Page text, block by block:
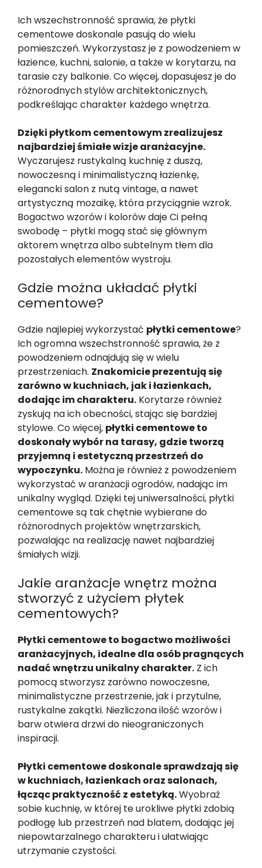
Ich wszechstronność sprawia, że płytki
cementowe doskonale pasują do wielu
pomieszczeń. Wykorzystasz je z powodzeniem w
łazience, kuchni, salonie, a także w korytarzu, na
tarasie czy balkonie. Co więcej, dopasujesz je do
różnorodnych stylów architektonicznych,
podkreślając charakter każdego wnętrza.
Dzięki płytkom cementowym zrealizujesz
najbardziej śmiałe wizje aranżacyjne.
Wyczarujesz rustykalną kuchnię z duszą,
nowoczesną i minimalistyczną łazienkę,
elegancki salon z nutą vintage, a nawet
artystyczną mozaikę, która przyciągnie wzrok.
Bogactwo wzorów i kolorów daje Ci pełną
swobodę – płytki mogą stać się głównym
aktorem wnętrza albo subtelnym tłem dla
pozostałych elementów wystroju.
Gdzie można układać płytki
cementowe?
Gdzie najlepiej wykorzystać płytki cementowe?
Ich ogromna wszechstronność sprawia, że z
powodzeniem odnajdują się w wielu
przestrzeniach. Znakomicie prezentują się
zarówno w kuchniach, jak i łazienkach,
dodając im charakteru. Korytarze również
zyskują na ich obecności, stając się bardziej
stylowe. Co więcej, płytki cementowe to
doskonały wybór na tarasy, gdzie tworzą
przyjemną i estetyczną przestrzeń do
wypoczynku. Można je również z powodzeniem
wykorzystać w aranżacji ogrodów, nadając im
unikalny wygląd. Dzięki tej uniwersalności, płytki
cementowe są tak chętnie wybierane do
różnorodnych projektów wnętrzarskich,
pozwalając na realizację nawet najbardziej
śmiałych wizji.
Jakie aranżacje wnętrz można
stworzyć z użyciem płytek
cementowych?
Płytki cementowe to bogactwo możliwości
aranżacyjnych, idealne dla osób pragnących
nadać wnętrzu unikalny charakter. Z ich
pomocą stworzysz zarówno nowoczesne,
minimalistyczne przestrzenie, jak i przytulne,
rustykalne zakątki. Niezliczona ilość wzorów i
barw otwiera drzwi do nieograniczonych
inspiracji.
Płytki cementowe doskonale sprawdzają się
w kuchniach, łazienkach oraz salonach,
łącząc praktyczność z estetyką.Wyobraź
sobie kuchnię, w której te urokliwe płytki zdobią
podłogę lub przestrzeń nad blatem, dodając jej
niepowtarzalnego charakteru i ułatwiając
utrzymanie czystości.